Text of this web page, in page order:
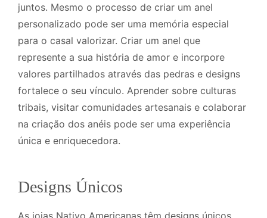
juntos. Mesmo o processo de criar um anel
personalizado pode ser uma memória especial
para o casal valorizar. Criar um anel que
represente a sua história de amor e incorpore
valores partilhados através das pedras e designs
fortalece o seu vínculo. Aprender sobre culturas
tribais, visitar comunidades artesanais e colaborar
na criação dos anéis pode ser uma experiência
única e enriquecedora.
Designs Únicos
As joias Nativo Americanas têm designs únicos,